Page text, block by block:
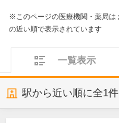
※このページの医療機関・薬局は
の近い順で表示されています
一覧表示
駅から近い順に全1